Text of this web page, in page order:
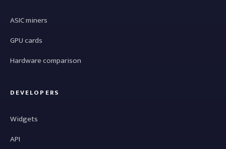
ASIC miners
GPU cards
Hardware comparison
DEVELOPERS
Widgets
API